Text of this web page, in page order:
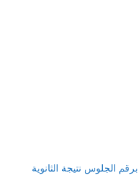
معرفة نتيجة الصف الثالث الثانوي 2026 برقم الجلوس نتيجة الثانوية